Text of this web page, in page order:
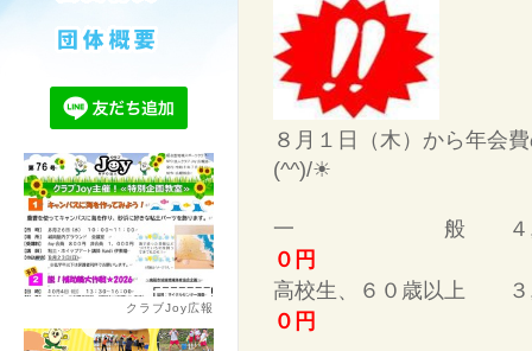
８月１日（木）から年会
(^^)/☀
一 般 ４,
０円
高校生、６０歳以
０円
クラブJoy広報